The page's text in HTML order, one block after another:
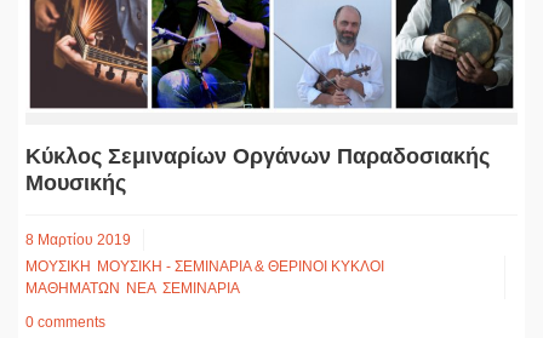
Κύκλος Σεμιναρίων Οργάνων Παραδοσιακής
Μουσικής
8 Μαρτίου 2019
ΜΟΥΣΙΚΗ ΜΟΥΣΙΚΗ - ΣΕΜΙΝΑΡΙΑ & ΘΕΡΙΝΟΙ ΚΥΚΛΟΙ
ΜΑΘΗΜΑΤΩΝ ΝΕΑ ΣΕΜΙΝΑΡΙΑ
0 comments